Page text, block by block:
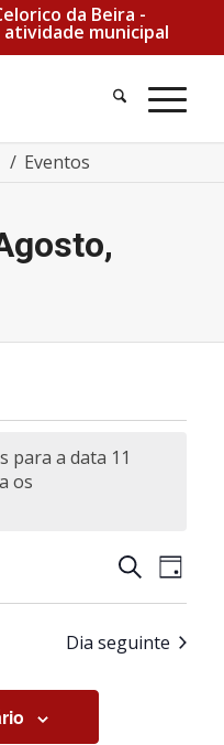
da Beira -
municipal
Pesquisa
/ Eventos
para a data 11
os
e
Pesquisar
de
de
Dia
Dia seguinte